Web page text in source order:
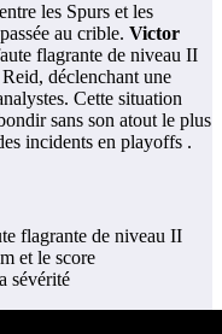
les Spurs et les
au crible. Victor
flagrante de niveau II
déclenchant une
Cette situation
sans son atout le plus
incidents en playoffs .
flagrante de niveau II
et le score
sévérité